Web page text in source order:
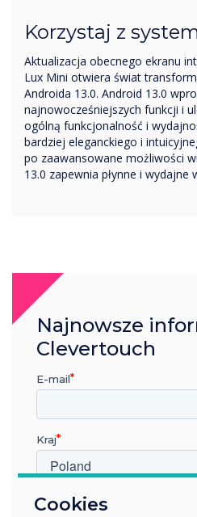
Korzystaj z
Aktualizacja obecnego ekranu
Lux Mini otwiera świat
Androida 13.0. Android 13.0
najnowocześniejszych funkcji i
ogólną funkcjonalność i
bardziej eleganckiego i
po zaawansowane możliwości
13.0 zapewnia płynne i wydajne
Cookies
Najnowsze
Clevertouch
E-mail
Kraj
W jakiej branży pracujesz?